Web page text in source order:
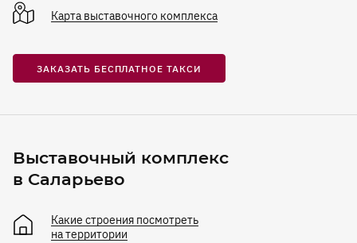
Карта выставочного комплекса
ЗАКАЗАТЬ БЕСПЛАТНОЕ ТАКСИ
Выставочный комплекс
в Саларьево
Какие строения посмотреть
на территории